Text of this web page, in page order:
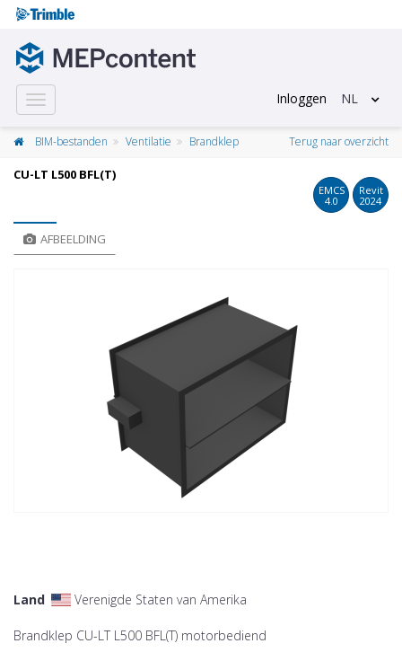
Toggle
navigation
Inloggen NL
BIM-bestanden Ventilatie Brandklep Terug naar overzicht
CU-LT L500 BFL(T)
EMCS
4.0
Revit
2024
AFBEELDING
Land Verenigde Staten van Amerika
Brandklep CU-LT L500 BFL(T) motorbediend